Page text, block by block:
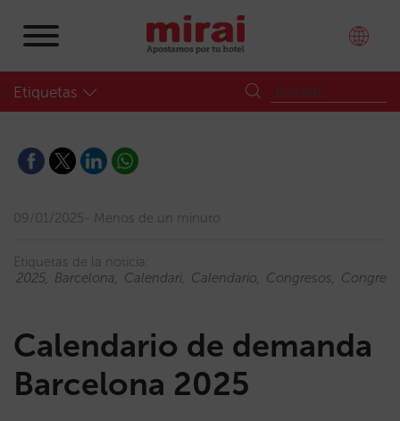
Etiquetas
09/01/2025 Menos de un minuto
Etiquetas de la noticia:
2025
Barcelona Calendari Calendario Congresos
Calendario de demanda
Barcelona 2025